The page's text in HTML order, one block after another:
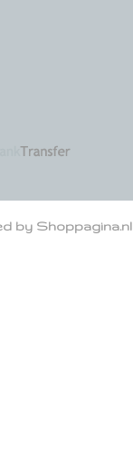
by Shoppagina.nl